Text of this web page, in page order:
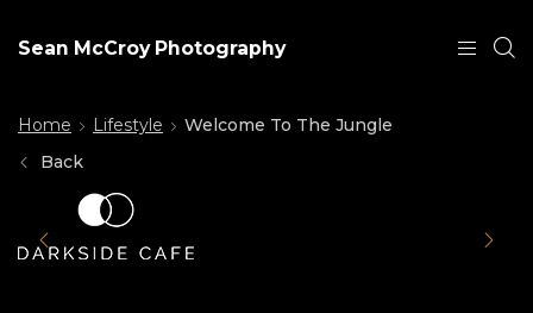
Sean McCroy Photography
Home Lifestyle
Welcome To The Jungle
Back